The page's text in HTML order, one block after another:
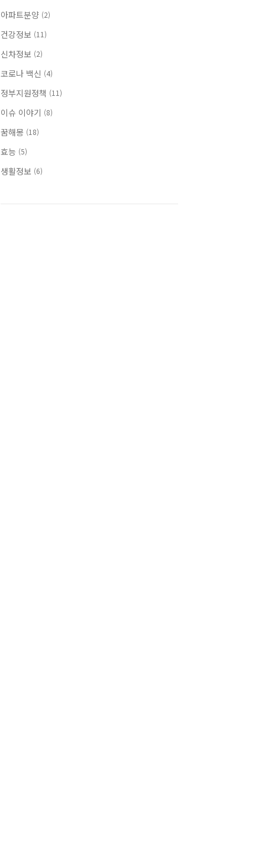
아파트분양 (2)
건강정보 (11)
신차정보 (2)
코로나 백신 (4)
정부지원정책 (11)
이슈 이야기 (8)
꿈해몽 (18)
효능 (5)
생활정보 (6)